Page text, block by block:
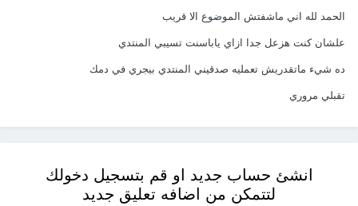
الحمد لله اني ماشفتش الموضوع الا قريب
علشان كنت هزعل جدا ازاي ياباسنت تسيبي المنتدي
ده شيء ماتقدريش تعمليه صدقيني المنتدي بيجري في دمك
تقبلي مروري
انشئ حساب جديد او قم بتسجيل دخولك
لتتمكن من اضافه تعليق جديد